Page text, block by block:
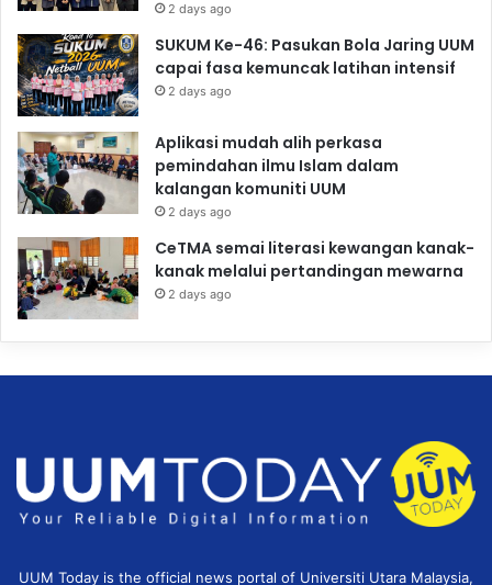
2 days ago
SUKUM Ke-46: Pasukan Bola Jaring UUM
capai fasa kemuncak latihan intensif
2 days ago
Aplikasi mudah alih perkasa
pemindahan ilmu Islam dalam
kalangan komuniti UUM
2 days ago
CeTMA semai literasi kewangan kanak-
kanak melalui pertandingan mewarna
2 days ago
UUM Today is the official news portal of Universiti Utara Malaysia,